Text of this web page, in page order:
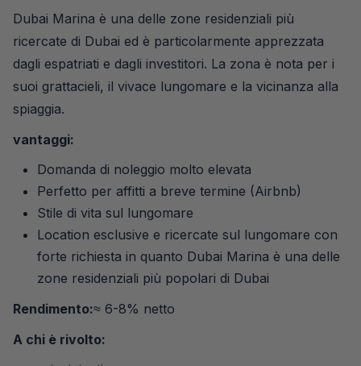
Dubai Marina è una delle zone residenziali più
ricercate di Dubai ed è particolarmente apprezzata
dagli espatriati e dagli investitori. La zona è nota per i
suoi grattacieli, il vivace lungomare e la vicinanza alla
spiaggia.
vantaggi:
Domanda di noleggio molto elevata
Perfetto per affitti a breve termine (Airbnb)
Stile di vita sul lungomare
Location esclusive e ricercate sul lungomare con
forte richiesta in quanto Dubai Marina è una delle
zone residenziali più popolari di Dubai
Rendimento:≈ 6-8% netto
A chi è rivolto: